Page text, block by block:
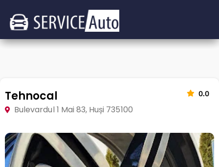
Tehnocal 0.0
Bulevardul 1 Mai 83, Huși 735100